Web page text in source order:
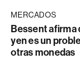
MERCADOS
Bessent afirma
yen es un
otras monedas